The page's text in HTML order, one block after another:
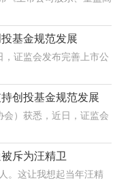
基金规范发展
，证监会发布完善上市公
创投基金规范发展
）获悉，近日，证监会
斥为汪精卫
。这让我想起当年汪精